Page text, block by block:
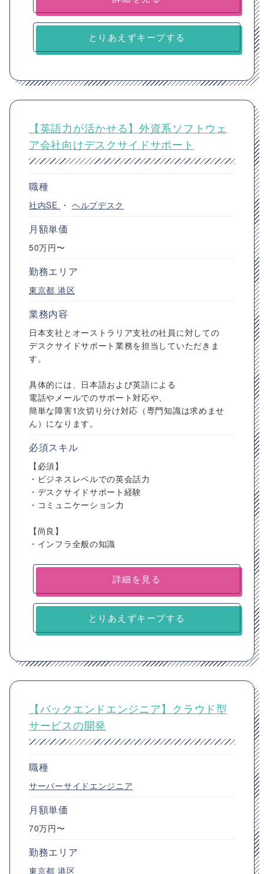
とりあえずキープする
【英語力が活かせる】外資系ソフトウェ
ア会社向けデスクサイドサポート
職種
社内SE ・ ヘルプデスク
月額単価
50万円〜
勤務エリア
東京都 港区
業務内容
日本支社とオーストラリア支社の社員に対しての
デスクサイドサポート業務を担当していただきま
す。
具体的には、日本語および英語による
電話やメールでのサポート対応や、
簡単な障害1次切り分け対応（専門知識は求めませ
ん）になります。
必須スキル
【必須】
・ビジネスレベルでの英会話力
・デスクサイドサポート経験
・コミュニケーション力
【尚良】
・インフラ全般の知識
詳細を見る
とりあえずキープする
【バックエンドエンジニア】クラウド型
サービスの開発
職種
サーバーサイドエンジニア
月額単価
70万円〜
勤務エリア
東京都 港区